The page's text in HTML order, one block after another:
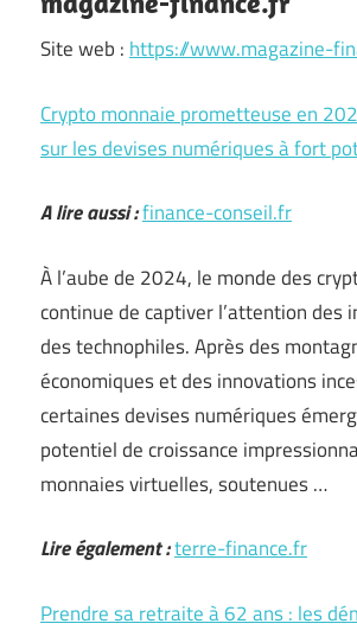
Site web : https://www.magazine-
Crypto monnaie prometteuse en
sur les devises numériques à fort
A lire aussi :finance-conseil.fr
À l’aube de 2024, le monde des
continue de captiver l’attention des
des technophiles. Après des
économiques et des innovations
certaines devises numériques
potentiel de croissance
monnaies virtuelles, soutenues …
Lire également :terre-finance.fr
Prendre sa retraite à 62 ans : les